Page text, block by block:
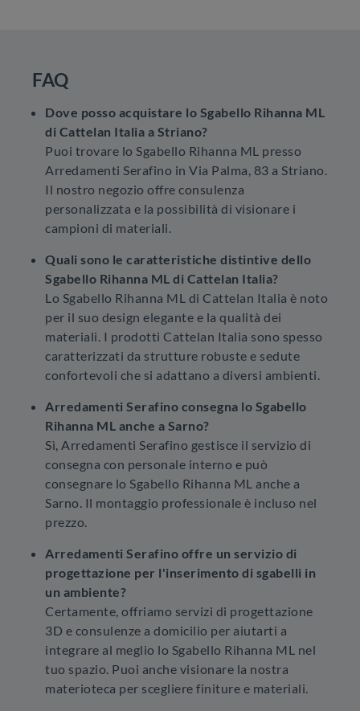
FAQ
Dove posso acquistare lo Sgabello Rihanna ML
di Cattelan Italia a Striano?
Puoi trovare lo Sgabello Rihanna ML presso
Arredamenti Serafino in Via Palma, 83 a Striano.
Il nostro negozio offre consulenza
personalizzata e la possibilità di visionare i
campioni di materiali.
Quali sono le caratteristiche distintive dello
Sgabello Rihanna ML di Cattelan Italia?
Lo Sgabello Rihanna ML di Cattelan Italia è noto
per il suo design elegante e la qualità dei
materiali. I prodotti Cattelan Italia sono spesso
caratterizzati da strutture robuste e sedute
confortevoli che si adattano a diversi ambienti.
Arredamenti Serafino consegna lo Sgabello
Rihanna ML anche a Sarno?
Sì, Arredamenti Serafino gestisce il servizio di
consegna con personale interno e può
consegnare lo Sgabello Rihanna ML anche a
Sarno. Il montaggio professionale è incluso nel
prezzo.
Arredamenti Serafino offre un servizio di
progettazione per l'inserimento di sgabelli in
un ambiente?
Certamente, offriamo servizi di progettazione
3D e consulenze a domicilio per aiutarti a
integrare al meglio lo Sgabello Rihanna ML nel
tuo spazio. Puoi anche visionare la nostra
materioteca per scegliere finiture e materiali.